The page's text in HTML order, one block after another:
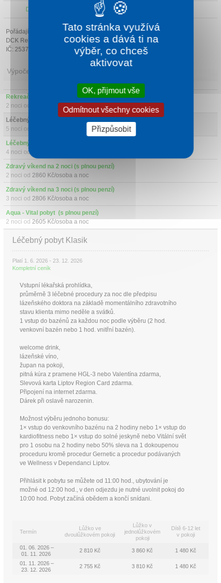
Další atrakce v okolí
Pořádající cestovní kancelář:
DCK Rekrea Ostrava s.r.o.
IČ: 25379178
Výpočet ceny
Rekreační pobyt (se snídaní)
2 noci od
1840 Kč/osoba a noc
Léčebný pobyt Klasik (s plnou penzí)
5 nocí od
Léčebný pobyt Senior 60+ (s plnou penzí)
4 noci od
Zdravý víkend na 2 noci (s plnou penzí)
2 noci od 2860 Kč/osoba a noc
Zdravý víkend na 3 noci (s plnou penzí)
3 noci od 2806 Kč/osoba a noc
Aqua - Vital pobyt  (s plnou penzí)
2 noci od 2605 Kč/osoba a noc
Léčebný pobyt Klasik
Platí 1. 6. 2026 - 23. 12. 2026
Kompletní ceník
Vstupní lékařská prohlídka,
průměrně 3 léčebné procedury za noc dle předpisu
lázeňského doktora na základě momentálního zdravotního
stavu klienta mimo neděle a svátků.
1 vstup do bazénů za každou noc podle výběru (2 hod.
venkovní bazén nebo 1 hod. vnitřní bazén).
welcome drink,
lázeňské víno,
župan na pokoji,
pitná kúra z pramene HGL-3 nebo Valentína zdarma,
Slevová karta Liptov Region Card zdarma.
Připojení na internet zdarma.
Dárek při oslavě narozenin.
Možnost výběru jednoho bonusu:
1× vstup do venkovního bazénu na 2 hodiny nebo 1× vstup do
kardiofitness nebo 1× vstup do solné jeskyně nebo Vitální svět
pro 1 osobu na 2 hodiny nebo 50% sleva na 1 dokoupenou
proceduru kromě procedur Gernetic a procedur podávaných
ve Wellness v Dependanci Liptov.
Přihlásit k pobytu se můžete od 11:00 hod., ubytování je
možné od 12:00 hod., v den odjezdu je nutné uvolnit pokoj do
10:00 hod. Pobyt začíná obědem a končí snídani.
Termín
Lůžko ve
dvoulůžkovém pokoji
Lůžko v
jednolůžkovém
pokoji
Dítě 6-12 let
v pokoji
01. 06. 2026 –
01. 11. 2026
2 810 Kč 3 860 Kč 1 480 Kč
01. 11. 2026 –
23. 12. 2026
2 755 Kč 3 810 Kč 1 480 Kč
Tato stránka využívá
cookies a dává ti na
výběr, co chceš
aktivovat
OK, přijmout vše
Odmítnout všechny cookies
Přizpůsobit